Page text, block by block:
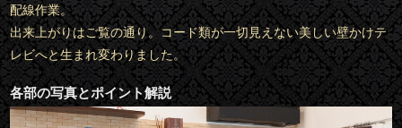
配線作業。
出来上がりはご覧の通り。コード類が一切見えない美しい壁かけテ
レビへと生まれ変わりました。
各部の写真とポイント解説